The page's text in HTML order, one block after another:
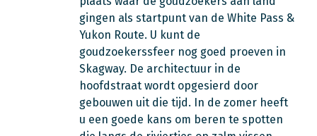
gingen als startpunt van de White Pass &
Yukon Route. U kunt de
goudzoekerssfeer nog goed proeven in
Skagway. De architectuur in de
hoofdstraat wordt opgesierd door
gebouwen uit die tijd. In de zomer heeft
u een goede kans om beren te spotten